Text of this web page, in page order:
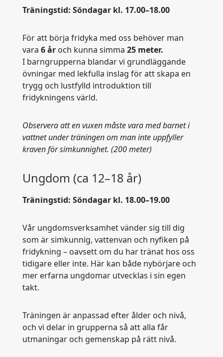
Träningstid: Söndagar kl. 17.00–18.00
För att börja fridyka med oss behöver man
vara 6 åroch kunna simma 25 meter.
I barngrupperna blandar vi grundläggande
övningar med lekfulla inslag för att skapa en
trygg och lustfylld introduktion till
fridykningens värld.
Observera att en vuxen måste vara med barnet i
vattnet under träningen om man inte uppfyller
kraven för simkunnighet. (200 meter)
Ungdom (ca 12–18 år)
Träningstid: Söndagar kl. 18.00–19.00
Vår ungdomsverksamhet vänder sig till dig
som är simkunnig, vattenvan och nyfiken på
fridykning – oavsett om du har tränat hos oss
tidigare eller inte. Här kan både nybörjare och
mer erfarna ungdomar utvecklas i sin egen
takt.
Träningen är anpassad efter ålder och nivå,
och vi delar in grupperna så att alla får
utmaningar och gemenskap på rätt nivå.